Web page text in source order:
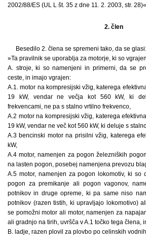
2002/88/ES (UL L št. 35 z dne 11. 2. 2003, str. 28)«.
2. člen
Besedilo 2. člena se spremeni tako, da se glasi:
»Ta pravilnik se uporablja za motorje, ki so
A. stroje, ki so namenjeni in primerni, da se
ceste, in imajo vgrajen:
A.1. motor na kompresijski vžig, katerega
19 kW, vendar ne večja kot 560 kW, ki
frekvencami, ne pa s stalno vrtilno frekvenco,
A.2 motor na kompresijski vžig, katerega
19 kW, vendar ne več kot 560 kW, ki deluje s
A.3 bencinski motor na prisilni vžig, katerega
kW,
A.4 motor, namenjen za pogon železniških
na lasten pogon, posebej namenjena prevozu
A.5 motor, namenjen za pogon lokomotiv, ki so
pogon za premikanje ali pogon vagonov,
potnikov in druge opreme, ki pa same niso
potnikov (razen tistih, ki upravljajo lokomotivo)
se pomožni motor ali motor, namenjen za
ali gradnjo na tirih, uvršča v A.1 točko tega člena,
B. ladje, razen plovil za plovbo po celinskih vodnih